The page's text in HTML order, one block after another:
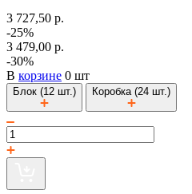
3 727,50 р.
-25%
3 479,00 р.
-30%
В корзине 0 шт
Блок (12 шт.) Коробка (24 шт.)